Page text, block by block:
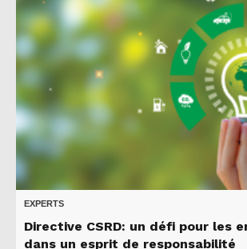
EXPERTS
Directive CSRD: un défi pour les
dans un esprit de responsabilité